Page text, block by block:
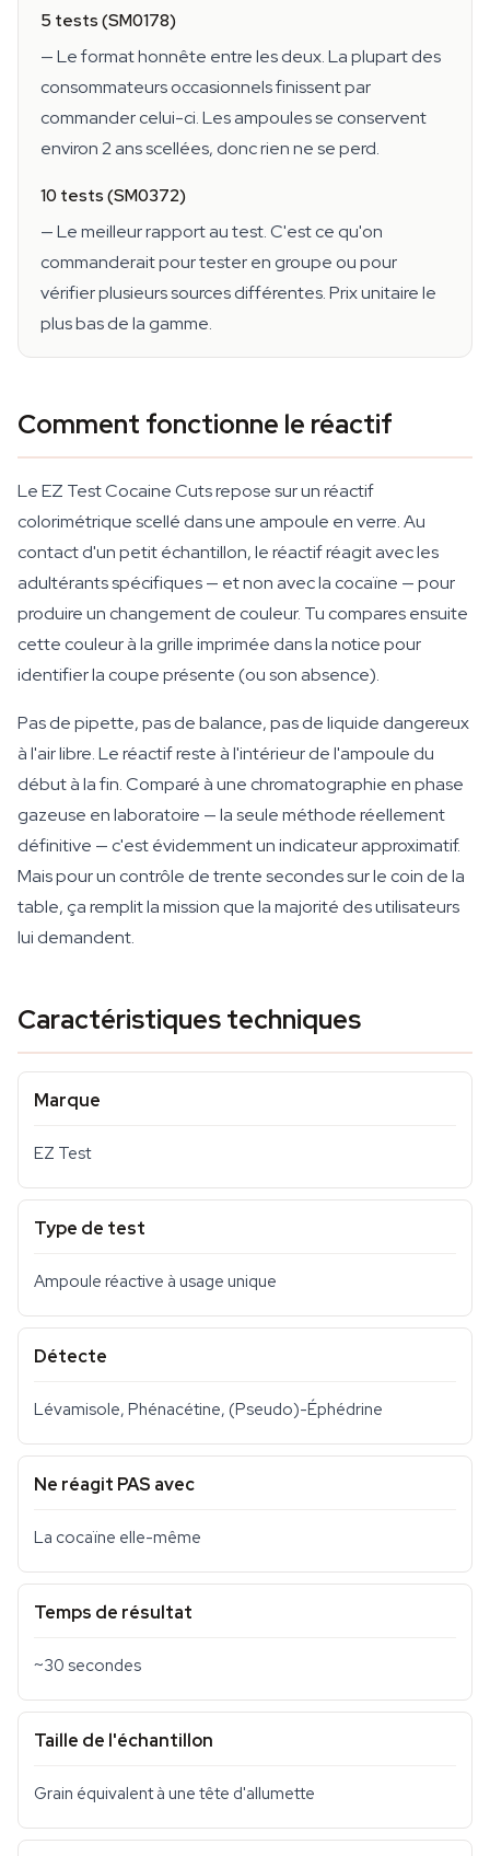
5 tests (SM0178)
— Le format honnête entre les deux. La plupart des
consommateurs occasionnels finissent par
commander celui-ci. Les ampoules se conservent
environ 2 ans scellées, donc rien ne se perd.
10 tests (SM0372)
— Le meilleur rapport au test. C'est ce qu'on
commanderait pour tester en groupe ou pour
vérifier plusieurs sources différentes. Prix unitaire le
plus bas de la gamme.
Comment fonctionne le réactif
Le EZ Test Cocaine Cuts repose sur un réactif
colorimétrique scellé dans une ampoule en verre. Au
contact d'un petit échantillon, le réactif réagit avec les
adultérants spécifiques — et non avec la cocaïne — pour
produire un changement de couleur. Tu compares ensuite
cette couleur à la grille imprimée dans la notice pour
identifier la coupe présente (ou son absence).
Pas de pipette, pas de balance, pas de liquide dangereux
à l'air libre. Le réactif reste à l'intérieur de l'ampoule du
début à la fin. Comparé à une chromatographie en phase
gazeuse en laboratoire — la seule méthode réellement
définitive — c'est évidemment un indicateur approximatif.
Mais pour un contrôle de trente secondes sur le coin de la
table, ça remplit la mission que la majorité des utilisateurs
lui demandent.
Caractéristiques techniques
Marque
EZ Test
Type de test
Ampoule réactive à usage unique
Détecte
Lévamisole, Phénacétine, (Pseudo)-Éphédrine
Ne réagit PAS avec
La cocaïne elle-même
Temps de résultat
~30 secondes
Taille de l'échantillon
Grain équivalent à une tête d'allumette